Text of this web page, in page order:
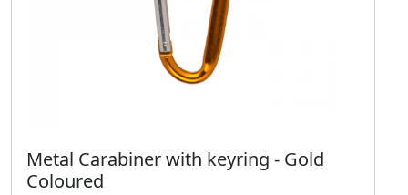
Metal Carabiner with keyring - Gold
Coloured